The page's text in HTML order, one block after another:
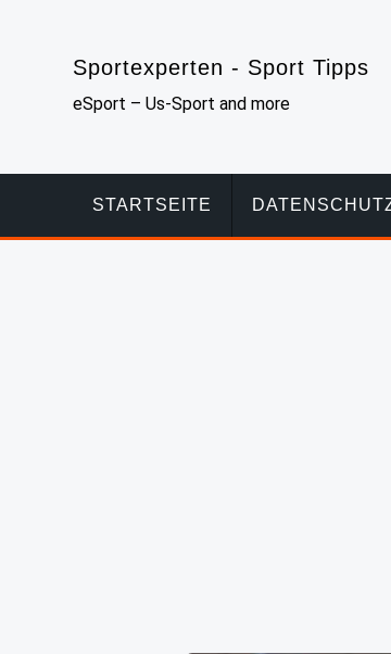
Sportexperten - Sport Tipps
eSport – Us-Sport and more
STARTSEITE